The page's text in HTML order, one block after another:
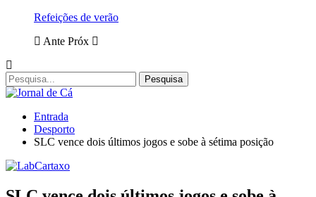
Refeições de verão
Ante Próx
Entrada
Desporto
SLC vence dois últimos jogos e sobe à sétima posição